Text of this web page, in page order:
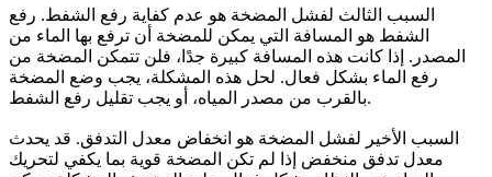
السبب الثالث لفشل المضخة هو عدم كفاية رفع الشفط. رفع
الشفط هو المسافة التي يمكن للمضخة أن ترفع بها الماء من
المصدر. إذا كانت هذه المسافة كبيرة جدًا، فلن تتمكن المضخة من
رفع الماء بشكل فعال. لحل هذه المشكلة، يجب وضع المضخة
بالقرب من مصدر المياه، أو يجب تقليل رفع الشفط.
السبب الأخير لفشل المضخة هو انخفاض معدل التدفق. قد يحدث
معدل تدفق منخفض إذا لم تكن المضخة قوية بما يكفي لتحريك